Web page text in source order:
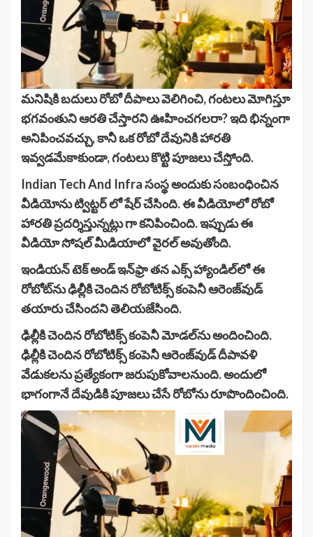
మనిషికి బదులు రోబో దీపాలు వెలిగించి, గంటలు మోగిస్తూ
భగవంతుని ఆరతి చేస్తారని ఊహించగలరా? ఇది భిన్నంగా
అనిపించవచ్చు, కానీ ఒక రోబో దేవునికి హారతి
ఇవ్వడమేకాకుండా, గంటలు కొట్టి పూజలు చేస్తోంది.
Indian Tech And Infra సంస్థ అందుకు సంబంధించిన
వీడియోను ట్విట్టర్ లో షేర్ చేసింది. ఈ వీడియోలో రోబో
హారతి ప్రదర్శిస్తున్నట్లు గా కనిపించింది. ఇప్పుడు ఈ
వీడియో సోషల్ మీడియాలో వైరల్ అవుతోంది.
ఇండియన్ టెక్ అండ్ ఇన్‌ఫ్రా తన ఎక్స్ హ్యాండిల్‌లో ఈ
రోబోట్‌ను ఢిల్లీకి చెందిన రోబోటిక్స్ కంపెనీ ఆరెంజ్‌వుడ్
తయారు చేసిందని తెలియజేసింది.
ఢిల్లీకి చెందిన రోబోటిక్స్ కంపెనీ మోడల్‌ను అందించింది.
ఢిల్లీకి చెందిన రోబోటిక్స్ కంపెనీ ఆరెంజ్‌వుడ్ దీపావళి
వేడుకలను ప్రత్యేకంగా జరుపుకోవాలనుంది. అందులో
భాగంగానే దేవుడికి పూజలు చేసే రోబోను రూపొందించింది.